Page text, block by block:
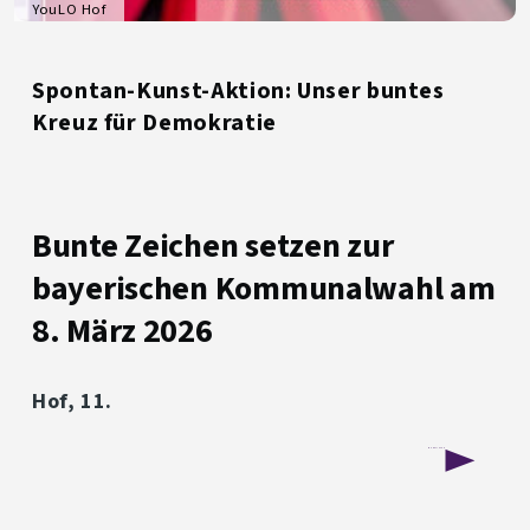
YouLO Hof
Spontan-Kunst-Aktion: Unser buntes
Kreuz für Demokratie
Bunte Zeichen setzen zur
bayerischen Kommunalwahl am
8. März 2026
Hof, 11.